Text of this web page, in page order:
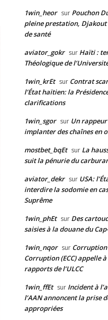
1win_heor sur Pouchon
pleine prestation, Djakout
de santé
aviator_gokr sur Haïti :
Théologique de
1win_krEt sur Contrat
l’État haïtien: la
clarifications
1win_sgor sur Un
implanter des chaînes en
mostbet_bqEt sur La
suit la pénurie du
aviator_dekr sur USA:
interdire la sodomie en
Suprême
1win_phEt sur Des
saisies à la douane du
1win_nqor sur Corruption
Corruption (ECC) appelle
rapports de l’ULCC
1win_ffEt sur Incident à
l’AAN annoncent la prise
appropriées